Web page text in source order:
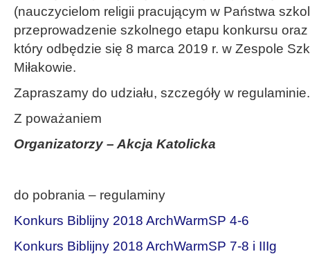
(nauczycielom religii pracującym w Państwa
przeprowadzenie szkolnego etapu konkursu oraz
który odbędzie się 8 marca 2019 r. w Zespole
Miłakowie.
Zapraszamy do udziału, szczegóły w regulaminie.
Z poważaniem
Organizatorzy – Akcja Katolicka
do pobrania – regulaminy
Konkurs Biblijny 2018 ArchWarmSP 4-6
Konkurs Biblijny 2018 ArchWarmSP 7-8 i IIIg